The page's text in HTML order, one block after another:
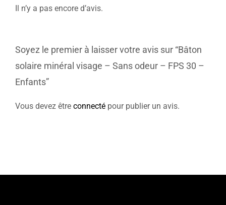
Il n’y a pas encore d’avis.
Soyez le premier à laisser votre avis sur “Bâton
solaire minéral visage – Sans odeur – FPS 30 –
Enfants”
Vous devez être connectépour publier un avis.